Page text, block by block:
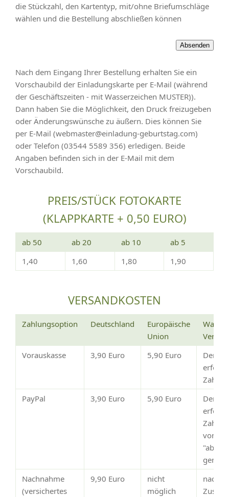
die Stückzahl, den Kartentyp, mit/ohne Briefumschläge
wählen und die Bestellung abschließen können
Nach dem Eingang Ihrer Bestellung erhalten Sie ein
Vorschaubild der Einladungskarte per E-Mail (während
der Geschäftszeiten - mit Wasserzeichen MUSTER)).
Dann haben Sie die Möglichkeit, den Druck freizugeben
oder Änderungswünsche zu äußern. Dies können Sie
per E-Mail (webmaster@einladung-geburtstag.com)
oder Telefon (03544 5589 356) erledigen. Beide
Angaben befinden sich in der E-Mail mit dem
Vorschaubild.
PREIS/STÜCK FOTOKARTE
(KLAPPKARTE + 0,50 EURO)
ab 50 ab 20 ab 10
ab 5
1,40
1,60 1,80 1,90
VERSANDKOSTEN
Zahlungsoption Deutschland
Europäische
Union
Wann
Vorauskasse
3,90 Euro 5,90 Euro
Der
erfolgt
PayPal
3,90 Euro 5,90 Euro
Der
von
Nachnahme
(versichertes
9,90 Euro
nicht
möglich
nach